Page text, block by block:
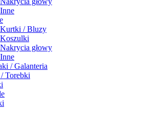
Inne
Kurtki / Bluzy
Koszulki
Nakrycia głowy
Inne
/ Galanteria
Torebki